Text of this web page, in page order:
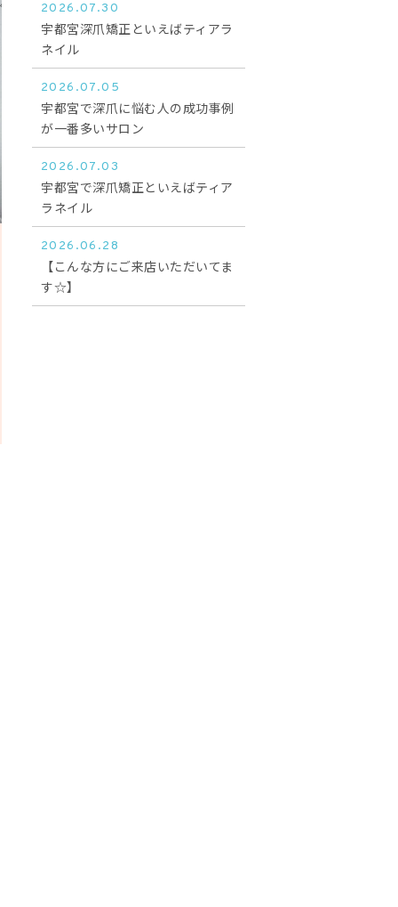
2026.07.30
宇都宮深爪矯正といえばティアラ
ネイル
2026.07.05
宇都宮で深爪に悩む人の成功事例
が一番多いサロン
2026.07.03
宇都宮で深爪矯正といえばティア
ラネイル
2026.06.28
【こんな方にご来店いただいてま
す☆】